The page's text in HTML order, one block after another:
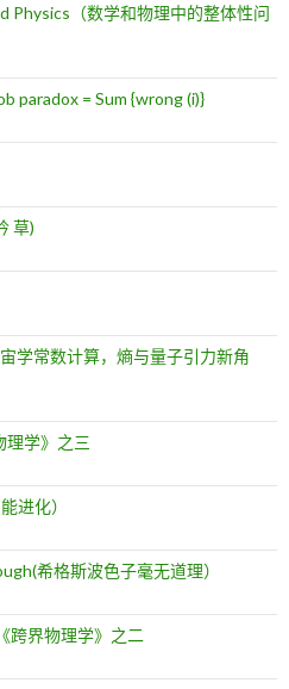
Physics（数学和物理中的整体性问
paradox = Sum {wrong (i)}
草)
学常数计算，熵与量子引力新角
理学》之三
进化）
希格斯波色子毫无道理）
跨界物理学》之二